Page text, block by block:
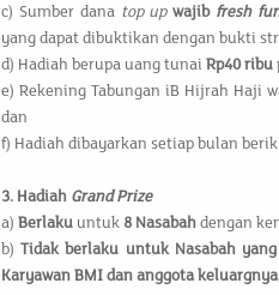
c) Sumber dana top upwajib fresh
yang dapat dibuktikan dengan bukti
d) Hadiah berupa uang tunai Rp40 ribu
e) Rekening Tabungan iB Hijrah Haji
dan
f) Hadiah dibayarkan setiap bulan
3. Hadiah Grand Prize
a) Berlaku untuk 8 Nasabah dengan
b)Tidak berlaku untuk Nasabah
Karyawan BMI dan anggota keluargnya